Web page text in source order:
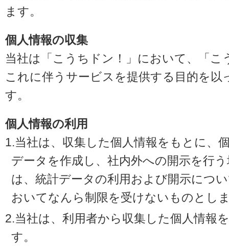
ます。
個人情報の収集
当社は「こうちドン！」において、「
これに伴うサービスを提供する目的を以
す。
個人情報の利用
1.当社は、収集した個人情報をもとに、
データを作成し、社内外への開示を行
は、統計データの利用および開示につ
おいてなんら制限を受けないものとし
2.当社は、利用者から収集した個人情報
す。